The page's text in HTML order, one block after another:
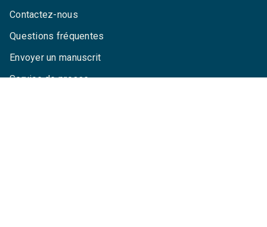
Contactez-nous
Questions fréquentes
Envoyer un manuscrit
Service de presse